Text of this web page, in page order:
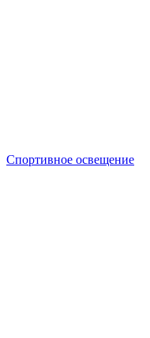
Спортивное освещение